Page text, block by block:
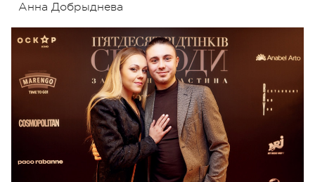
Анна Добрыднева